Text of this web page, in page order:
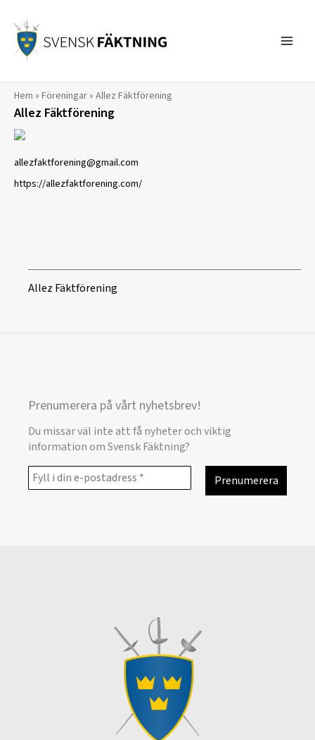
innehåll
Hem » Föreningar» Allez Fäktförening
Allez Fäktförening
allezfaktforening@gmail.com
https://allezfaktforening.com/
Allez Fäktförening
Prenumerera på vårt nyhetsbrev!
Du missar väl inte att få nyheter och viktig
information om Svensk Fäktning?